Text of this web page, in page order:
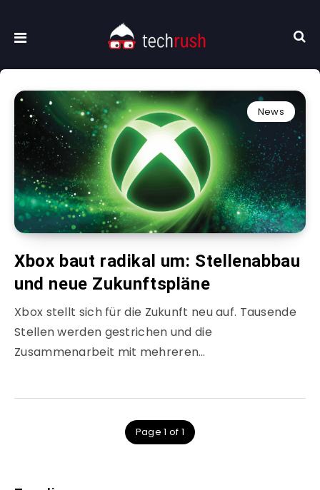
News
Xbox baut radikal um: Stellenabbau
und neue Zukunftspläne
Xbox stellt sich für die Zukunft neu auf. Tausende
Stellen werden gestrichen und die
Zusammenarbeit mit mehreren…
Page 1 of 1